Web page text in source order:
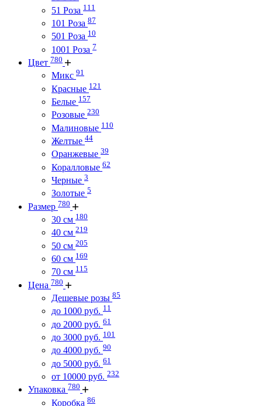
51 Роза 111
101 Роза 87
501 Роза 10
1001 Роза 7
Цвет 780
Микс 91
Красные 121
Белые 157
Розовые 230
Малиновые 110
Желтые 44
Оранжевые 39
Коралловые 62
Черные 3
Золотые 5
Размер 780
30 см 180
40 см 219
50 см 205
60 см 169
70 см 115
Цена 780
Дешевые розы 85
до 1000 руб. 11
до 2000 руб. 61
до 3000 руб. 101
до 4000 руб. 90
до 5000 руб. 61
от 10000 руб. 232
Упаковка 780
Коробка 86